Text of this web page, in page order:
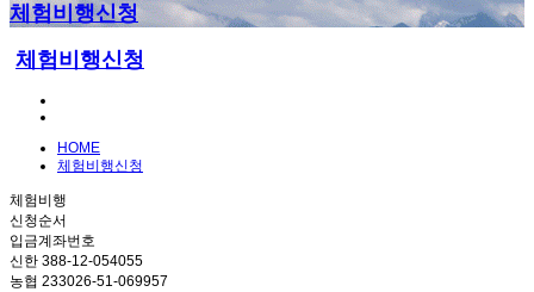
체험비행신청
체험비행신청
HOME
체험비행신청
체험비행
신청순서
입금계좌번호
신한 388-12-054055
농협 233026-51-069957